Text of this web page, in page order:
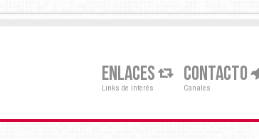
ENLACES
Links de interés
CONTACTO
Canales